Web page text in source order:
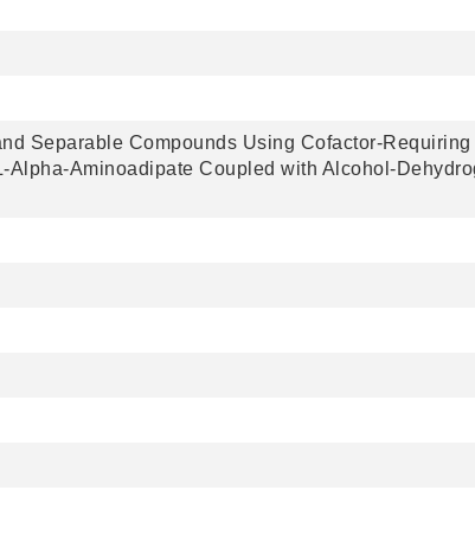
Separable Compounds Using Cofactor-
Aminoadipate Coupled with Alcohol-